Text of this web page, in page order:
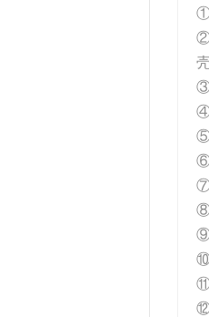
①
②
③
④
⑤
⑥
⑦
⑧
⑨
⑩
⑪
⑫